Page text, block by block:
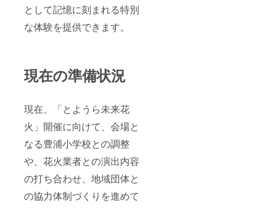
として記憶に刻まれる特別
な体験を提供できます。
現在の準備状況
現在、「とようら未来花
火」開催に向けて、会場と
なる豊浦小学校との調整
や、花火業者との演出内容
の打ち合わせ、地域団体と
の協力体制づくりを進めて